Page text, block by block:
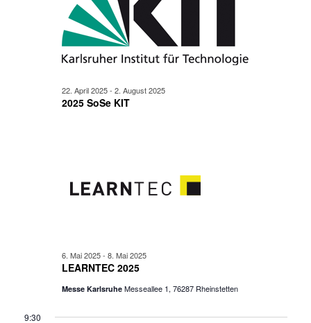
2025 SoSe KIT
22. April 2025- 2. August 2025
LEARNTEC 2025
6. Mai 2025- 8. Mai 2025
Messe Karlsruhe Messeallee 1, 76287 Rheinstetten
9:30